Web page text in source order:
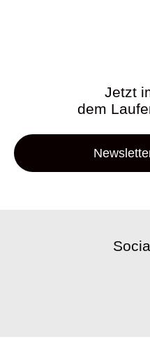
Jetzt
dem